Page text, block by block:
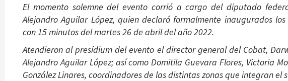
El momento solemne del evento corrió a cargo del diputado
Alejandro Aguilar López, quien declaró formalmente inaugurados
con 15 minutos del martes 26 de abril del año 2022.
Atendieron al presídium del evento el director general del Cobat,
Alejandro Aguilar López; así como Domitila Guevara Flores, Victoria
González Linares, coordinadores de las distintas zonas que integran el